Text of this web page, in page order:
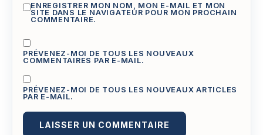
ENREGISTRER MON NOM, MON E-MAIL ET MON
SITE DANS LE NAVIGATEUR POUR MON PROCHAIN
COMMENTAIRE.
PRÉVENEZ-MOI DE TOUS LES NOUVEAUX
COMMENTAIRES PAR E-MAIL.
PRÉVENEZ-MOI DE TOUS LES NOUVEAUX ARTICLES
PAR E-MAIL.